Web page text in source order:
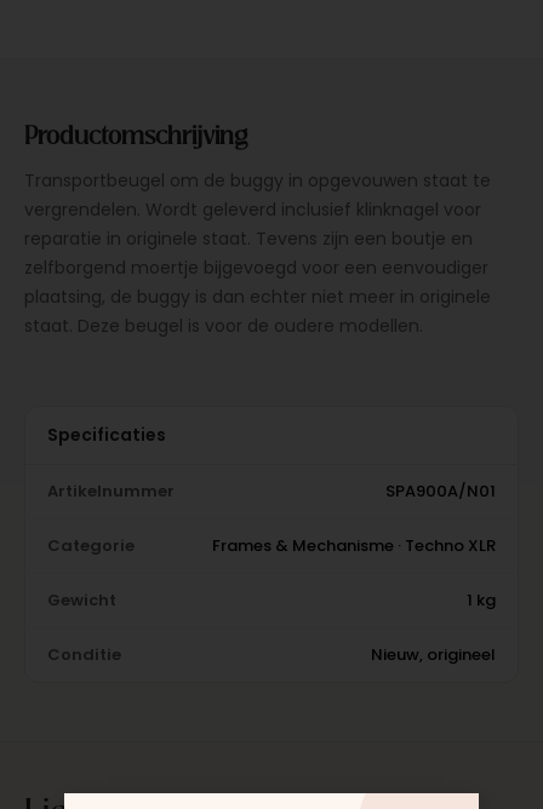
Productomschrijving
Transportbeugel om de buggy in opgevouwen staat te
vergrendelen. Wordt geleverd inclusief klinknagel voor
reparatie in originele staat. Tevens zijn een boutje en
zelfborgend moertje bijgevoegd voor een eenvoudiger
plaatsing, de buggy is dan echter niet meer in originele
staat. Deze beugel is voor de oudere modellen.
Specificaties
Artikelnummer SPA900A/N01
Categorie Frames & Mechanisme · Techno XLR
Gewicht 1 kg
Conditie Nieuw, origineel